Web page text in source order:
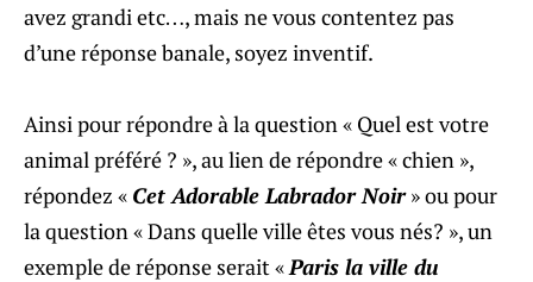
avez grandi etc…, mais ne vous contentez pas
d’une réponse banale, soyez inventif.
Ainsi pour répondre à la question « Quel est votre
animal préféré ? », au lien de répondre « chien »,
répondez « Cet Adorable Labrador Noir» ou pour
la question « Dans quelle ville êtes vous nés? », un
exemple de réponse serait « Paris la ville du